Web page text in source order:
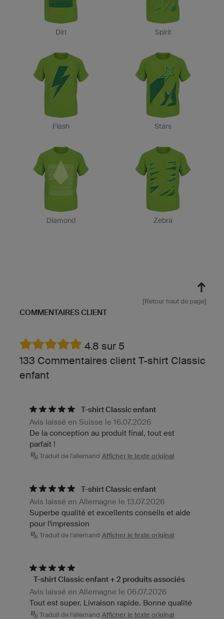
Dirt Spirit
Flash Stars
Diamond Zebra
[Retour haut de page]
COMMENTAIRES CLIENT
4.8 sur 5
133 Commentaires client T-shirt Classic
enfant
T-shirt Classic enfant
Avis laissé en Suisse le 16.07.2026
De la conception au produit final, tout est
parfait !
Traduit de l'allemand Afficher le texte original
T-shirt Classic enfant
Avis laissé en Allemagne le 13.07.2026
Superbe qualité et excellents conseils et aide
pour l'impression
Traduit de l'allemand Afficher le texte original
T-shirt Classic enfant + 2 produits associés
Avis laissé en Allemagne le 06.07.2026
Tout est super. Livraison rapide. Bonne qualité
Traduit de l'allemand Afficher le texte original